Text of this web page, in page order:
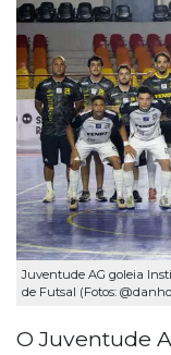
Juventude AG goleia
de Futsal (Fotos:
O Juventude